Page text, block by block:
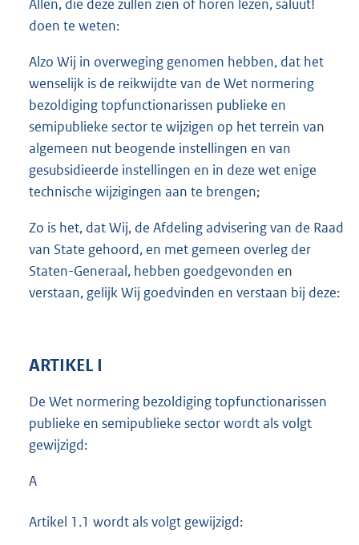
K
Allen, die deze zullen zien of horen lezen, saluut!
doen te weten:
Alzo Wij in overweging genomen hebben, dat het
wenselijk is de reikwijdte van de Wet normering
bezoldiging topfunctionarissen publieke en
semipublieke sector te wijzigen op het terrein van
algemeen nut beogende instellingen en van
gesubsidieerde instellingen en in deze wet enige
technische wijzigingen aan te brengen;
Zo is het, dat Wij, de Afdeling advisering van de Raad
van State gehoord, en met gemeen overleg der
Staten-Generaal, hebben goedgevonden en
verstaan, gelijk Wij goedvinden en verstaan bij deze:
ARTIKEL I
De Wet normering bezoldiging topfunctionarissen
publieke en semipublieke sector wordt als volgt
gewijzigd:
A
Artikel 1.1 wordt als volgt gewijzigd: